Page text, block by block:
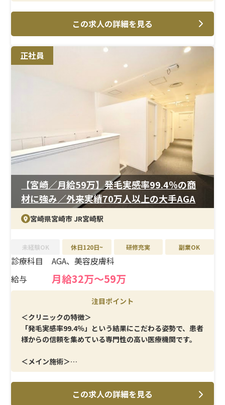
＜メイン施術＞
AGA治療に特化しており、受付事務として患者様のお悩み
を伺い、ご案内やカウンセリングサポートを行います。人
と関わることが好きな方にぴったりです。
＜研修制度＞
入社後は2週間の基礎研修と現場でのOJTを通じて、未経
験の方でも安心してスキルを習得できます。丁寧に学べる
賞与年2回（実績4か月分）、交通費・残業代全額支給に
加え、インセンティブや各種手当、社員割引など福利厚
生も充実しています。
この求人の詳細を見る
正社員
【宮崎／月給59万】発毛実感率99.4％の商
材に強み／外来実績70万人以上の大手AGA
宮崎県宮崎市 JR宮崎駅
未経験OK 休日120日~ 研修充実 副業OK
診療科目
AGA、美容皮膚科
給与
月給32万〜59万
注目ポイント
＜クリニックの特徴＞
「発毛実感率99.4％」という結果にこだわる姿勢で、患者
様からの信頼を集めている専門性の高い医療機関です。
＜メイン施術＞
患者様の悩みを丁寧に聞き取り、最適な治療プランをご提
案。安心して通っていただける接遇が求められます。
この求人の詳細を見る